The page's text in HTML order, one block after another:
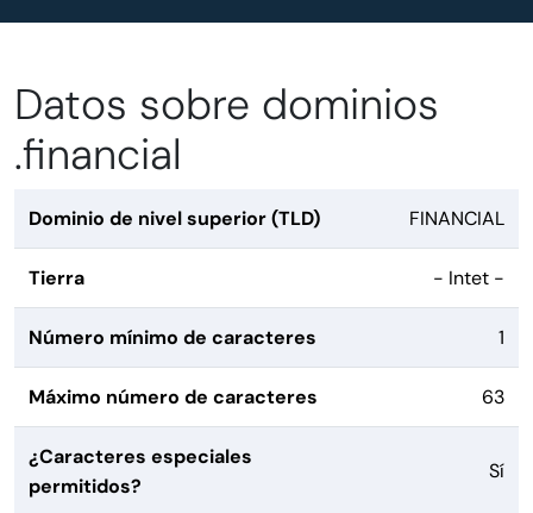
Datos sobre dominios
.financial
Dominio de nivel superior (TLD) FINANCIAL
Tierra - Intet -
Número mínimo de caracteres 1
Máximo número de caracteres 63
¿Caracteres especiales
permitidos?
Sí